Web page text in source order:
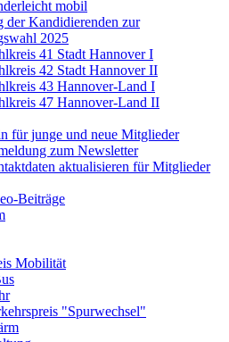
mobil
der Kandidierenden zur
2025
41 Stadt Hannover I
42 Stadt Hannover II
43 Hannover-Land I
47 Hannover-Land II
für junge und neue Mitglieder
zum Newsletter
aktualisieren für Mitglieder
Beiträge
Mobilität
"Spurwechsel"